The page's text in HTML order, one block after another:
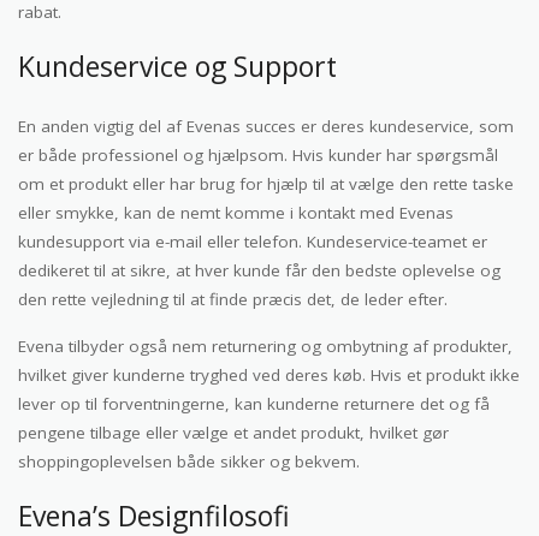
rabat.
Kundeservice og Support
En anden vigtig del af Evenas succes er deres kundeservice, som
er både professionel og hjælpsom. Hvis kunder har spørgsmål
om et produkt eller har brug for hjælp til at vælge den rette taske
eller smykke, kan de nemt komme i kontakt med Evenas
kundesupport via e-mail eller telefon. Kundeservice-teamet er
dedikeret til at sikre, at hver kunde får den bedste oplevelse og
den rette vejledning til at finde præcis det, de leder efter.
Evena tilbyder også nem returnering og ombytning af produkter,
hvilket giver kunderne tryghed ved deres køb. Hvis et produkt ikke
lever op til forventningerne, kan kunderne returnere det og få
pengene tilbage eller vælge et andet produkt, hvilket gør
shoppingoplevelsen både sikker og bekvem.
Evena’s Designfilosofi